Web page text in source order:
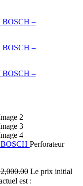
BOSCH Perforateur
Le prix initial
est :